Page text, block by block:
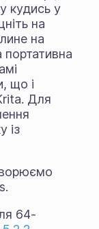
кудись у
на
на
що і
Для
із
64-